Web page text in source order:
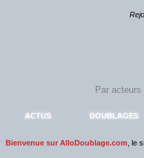
ACTUS DOUBLAGES
Bienvenue sur AlloDoublage.com , le